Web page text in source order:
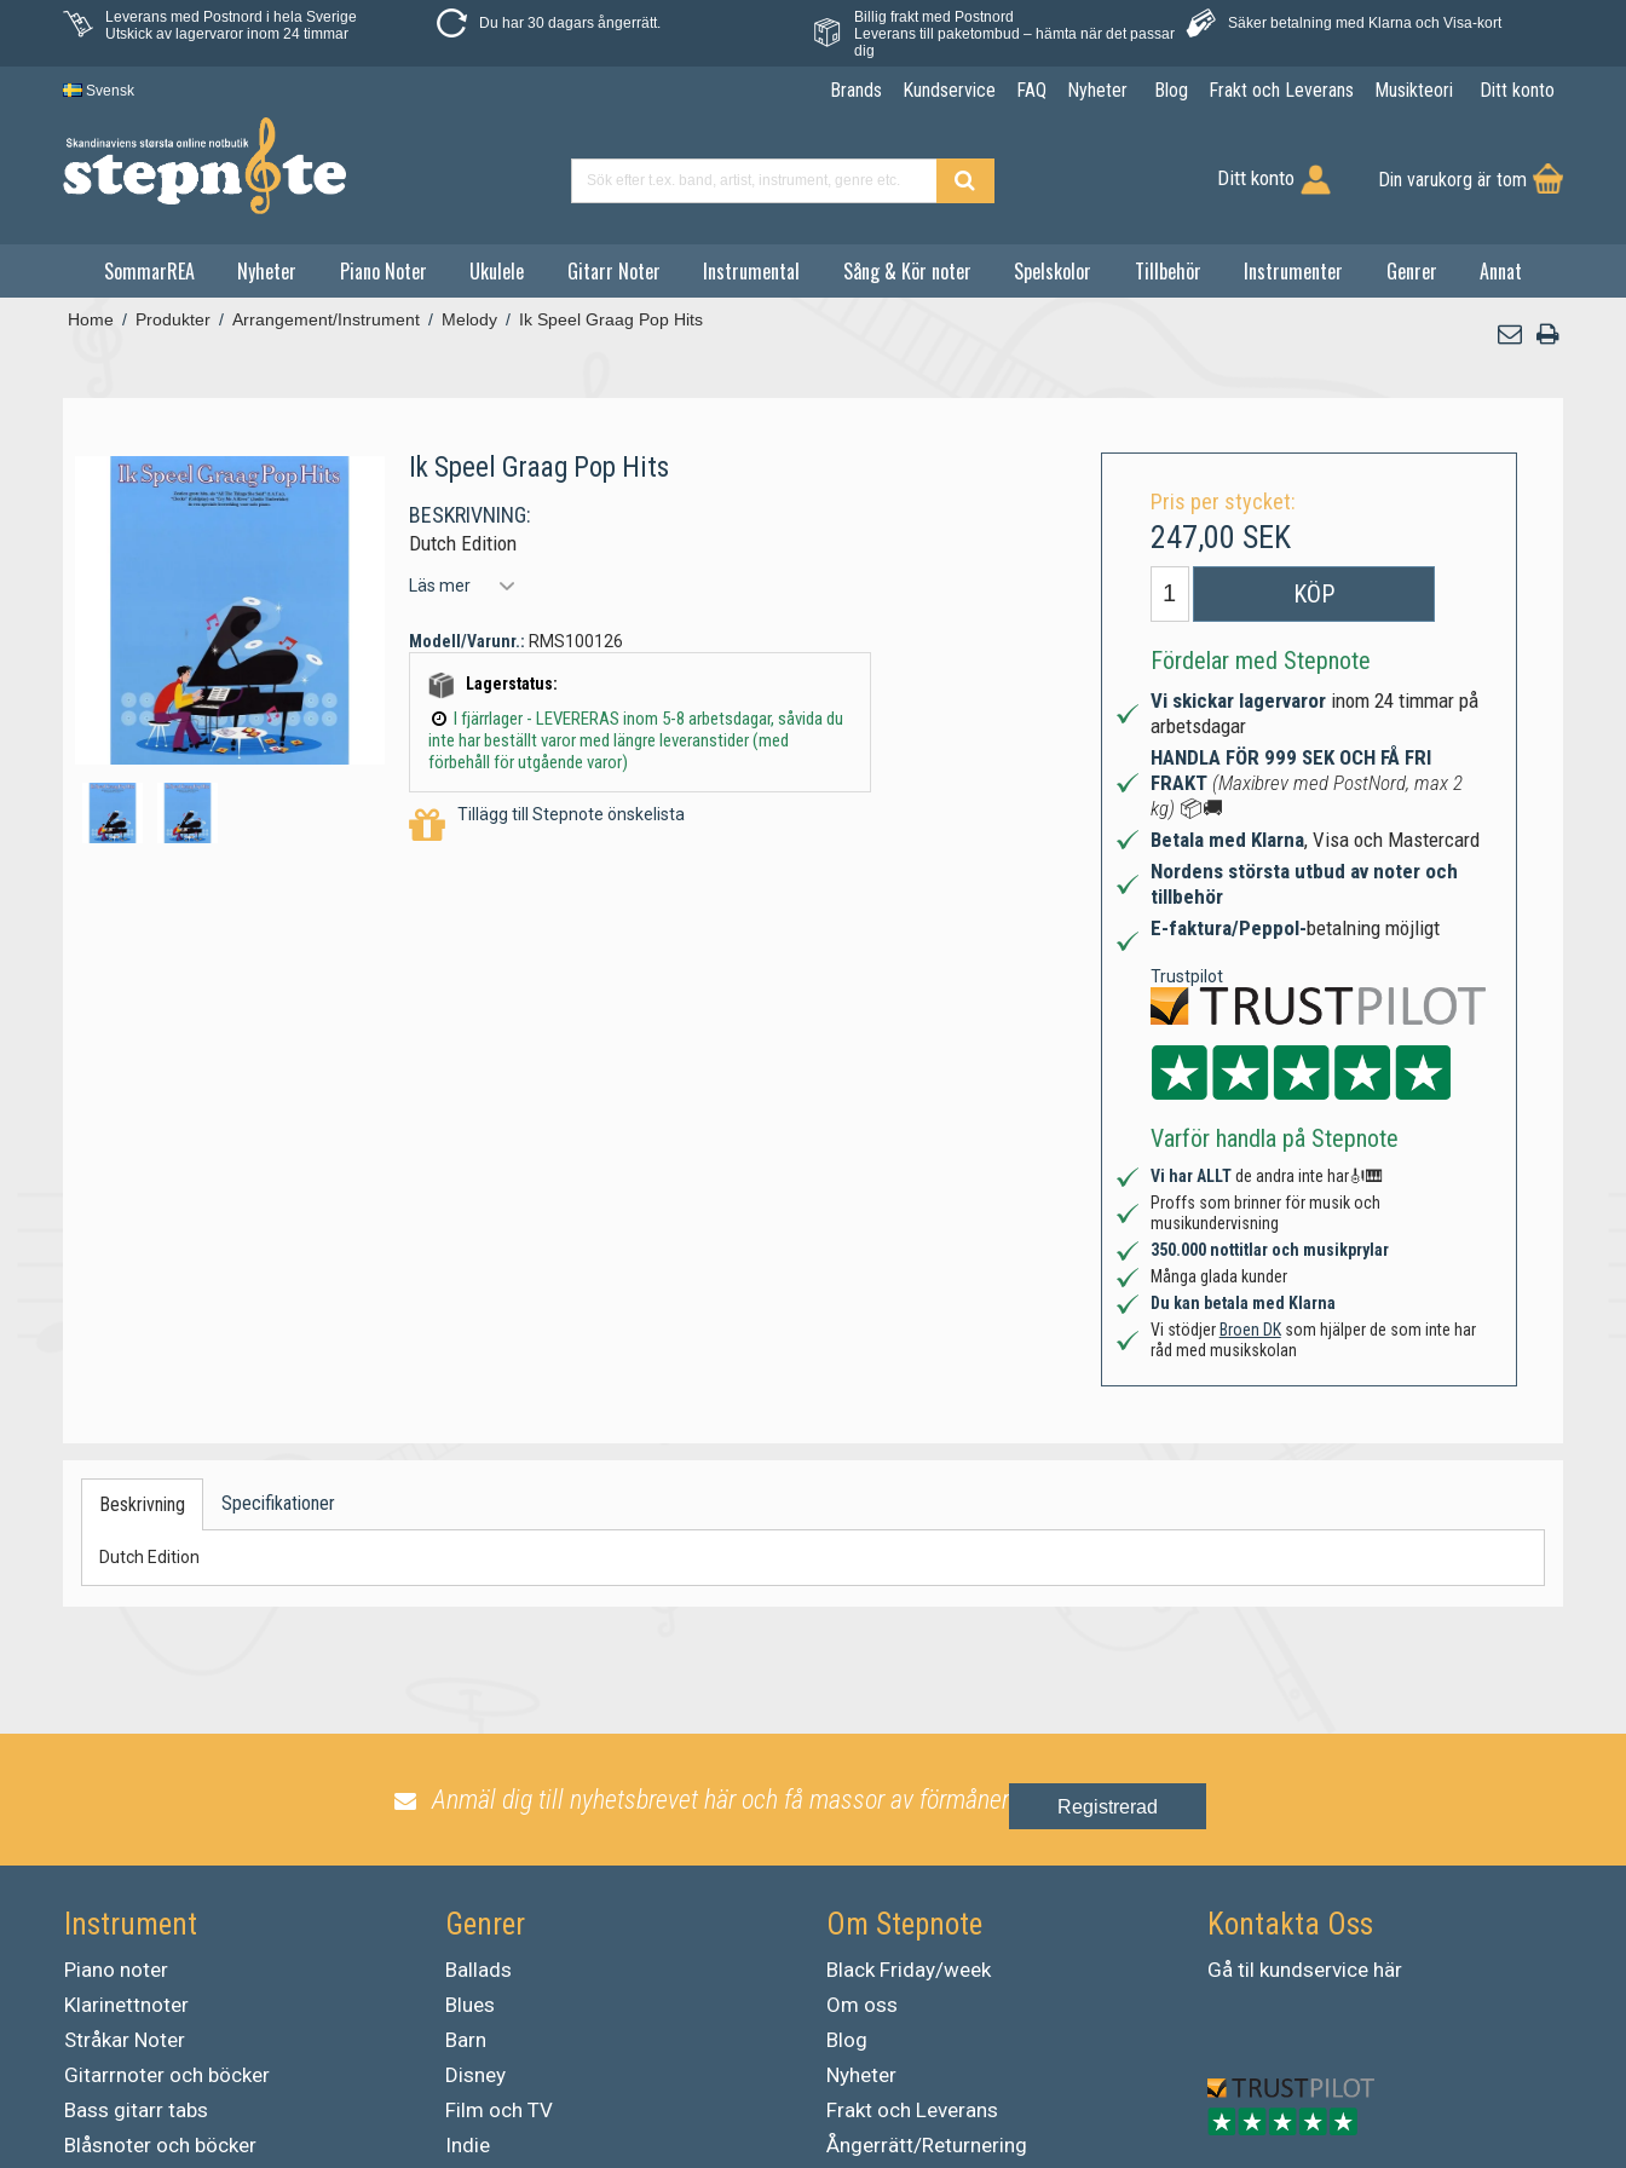
Leverans med Postnord i hela Sverige
Utskick av lagervaror inom 24 timmar
Du har 30 dagars ångerrätt.
Billig frakt med Postnord
Leverans till paketombud – hämta när det passar
dig
Säker betalning med Klarna och Visa-kort
Svensk Brands Kundservice FAQ Nyheter Blog Frakt och Leverans Musikteori Ditt konto
Ditt konto Din varukorg är tom
SommarREA Nyheter Piano Noter Ukulele Gitarr Noter Instrumental Sång & Kör noter Spelskolor Tillbehör Instrumenter Genrer Annat
Home / Produkter / Arrangement/Instrument / Melody / Ik Speel Graag Pop Hits
Ik Speel Graag Pop Hits
BESKRIVNING:
Dutch Edition
Läs mer
Modell/Varunr.: RMS100126
Lagerstatus:
I fjärrlager - LEVERERAS inom 5-8 arbetsdagar, såvida du
inte har beställt varor med längre leveranstider (med
förbehåll för utgående varor)
Tillägg till Stepnote önskelista
Pris per stycket:
247,00 SEK
KÖP
Fördelar med Stepnote
Vi skickar lagervaror inom 24 timmar på
arbetsdagar
HANDLA FÖR 999 SEK OCH FÅ FRI
FRAKT (Maxibrev med PostNord, max 2
kg) 📦🚚
Betala med Klarna, Visa och Mastercard
Nordens största utbud av noter och
tillbehör
E-faktura/Peppol-betalning möjligt
Trustpilot
Varför handla på Stepnote
Vi har ALLTde andra inte har🎻🎹
Proffs som brinner för musik och
musikundervisning
350.000 nottitlar och musikprylar
Många glada kunder
Du kan betala med Klarna
Vi stödjer Broen DKsom hjälper de som inte har
råd med musikskolan
Beskrivning Specifikationer
Dutch Edition
Anmäl dig till nyhetsbrevet här och få massor av förmåner Registrerad
Instrument
Piano noter
Klarinettnoter
Stråkar Noter
Gitarrnoter och böcker
Bass gitarr tabs
Blåsnoter och böcker
Genrer
Ballads
Blues
Barn
Disney
Film och TV
Indie
Om Stepnote
Black Friday/week
Om oss
Blog
Nyheter
Frakt och Leverans
Ångerrätt/Returnering
Kontakta Oss
Gå til kundservice här